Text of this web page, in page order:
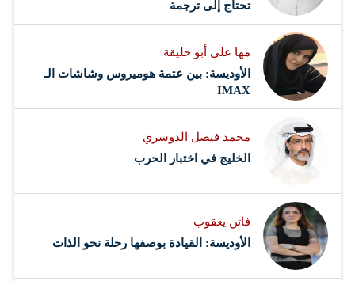
تحتاج إلى ترجمة
مها علي أبو حليقة
الأوديسة: بين عتمة هوميروس وشاشات الـ
IMAX
محمد فيصل الدوسري ​
‏الخليج في اختبار الحرب
فاتن يعقوب
الأوديسة: القيادة بوصفها رحلة نحو الذات